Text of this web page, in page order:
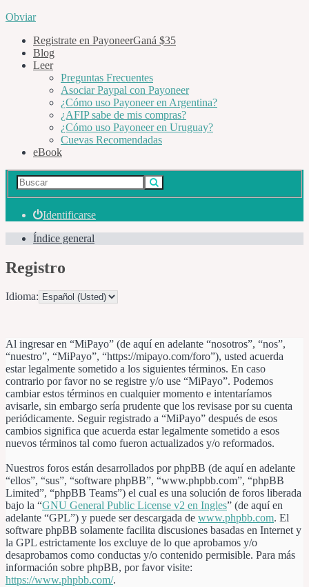
Obviar
Registrate en PayoneerGaná $35
Blog
Leer
Preguntas Frecuentes
Asociar Paypal con Payoneer
¿Cómo uso Payoneer en Argentina?
¿AFIP sabe de mis compras?
¿Cómo uso Payoneer en Uruguay?
Cuevas Recomendadas
eBook
Identificarse
Índice general
Registro
Idioma:
Al ingresar en “MiPayo” (de aquí en adelante “nosotros”, “nos”,
“nuestro”, “MiPayo”, “https://mipayo.com/foro”), usted acuerda
estar legalmente sometido a los siguientes términos. En caso
contrario por favor no se registre y/o use “MiPayo”. Podemos
cambiar estos términos en cualquier momento e intentaríamos
avisarle, sin embargo sería prudente que los revisase por su cuenta
periódicamente. Seguir registrado a “MiPayo” después de esos
cambios significa que acuerda estar legalmente sometido a esos
nuevos términos tal como fueron actualizados y/o reformados.
Nuestros foros están desarrollados por phpBB (de aquí en adelante
“ellos”, “sus”, “software phpBB”, “www.phpbb.com”, “phpBB
Limited”, “phpBB Teams”) el cual es una solución de foros liberada
bajo la “GNU General Public License v2 en Ingles” (de aquí en
adelante “GPL”) y puede ser descargada de www.phpbb.com. El
software phpBB solamente facilita discusiones basadas en Internet y
la GPL estrictamente los excluye de lo que aprobamos y/o
desaprobamos como conductas y/o contenido permisible. Para más
información sobre phpBB, por favor visite:
https://www.phpbb.com/.